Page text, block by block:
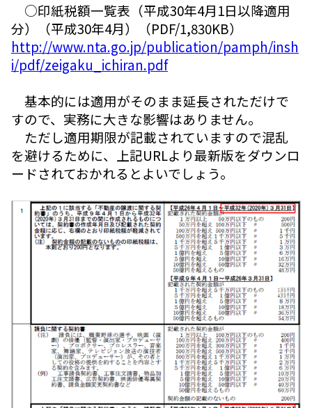
○印紙税額一覧表（平成30年4月1日以降適用
分）（平成30年4月）（PDF/1,830KB）
http://www.nta.go.jp/publication/pamph/insh
i/pdf/zeigaku_ichiran.pdf
基本的には適用がそのまま延長されただけで
すので、実務に大きな影響はありません。
ただし適用期限が記載されていますので混乱
を避けるために、上記URLより最新版をダウンロ
ードされておかれるとよいでしょう。